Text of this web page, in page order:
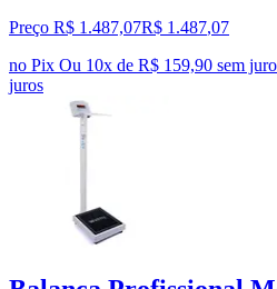
Preço R$ 1.487,07R$ 1.487,07
no Pix Ou 10x de R$ 159,90 sem
juros